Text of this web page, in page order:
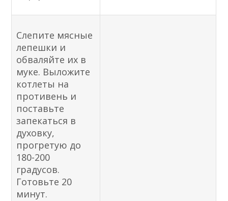
Слепите мясные
лепешки и
обваляйте их в
муке. Выложите
котлеты на
противень и
поставьте
запекаться в
духовку,
прогретую до
180-200
градусов.
Готовьте 20
минут.